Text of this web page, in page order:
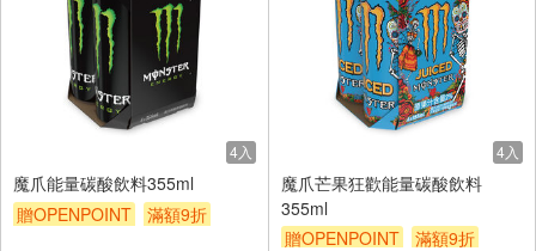
4入
魔爪能量碳酸飲料355ml
贈OPENPOINT
滿額9折
4入
魔爪芒果狂歡能量碳酸飲料
355ml
贈OPENPOINT
滿額9折